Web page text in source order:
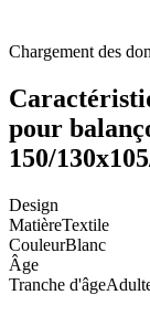
Chargement des
pour
150/
Design
MatièreTextile
CouleurBlanc
Âge
Tranche d'âge